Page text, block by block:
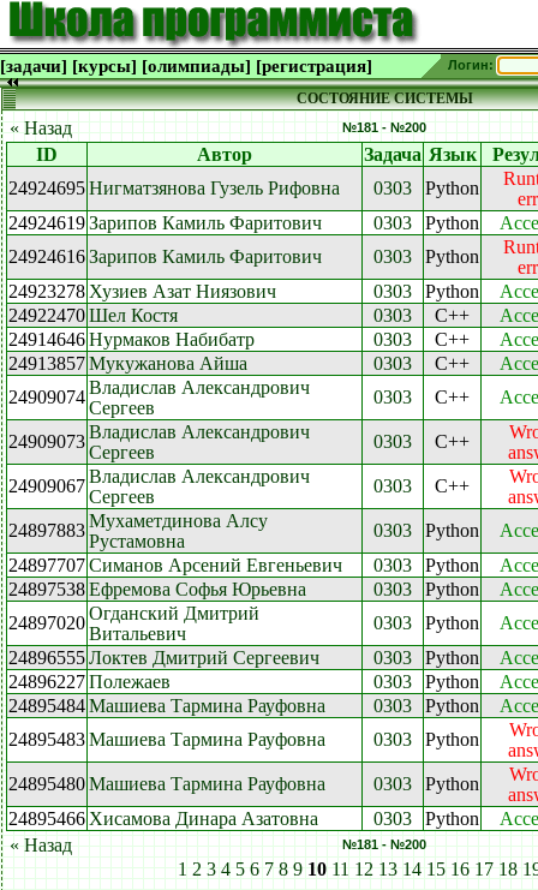
[задачи] [курсы] [олимпиады] [регистрация] Логин:
СОСТОЯНИЕ СИСТЕМЫ
« Назад №181 - №200
ID Автор Задача Язык
24924695Нигматзянова Гузель Рифовна 0303 Python
24924619Зарипов Камиль Фаритович 0303 Python
24924616Зарипов Камиль Фаритович 0303 Python
24923278 Хузиев Азат Ниязович 0303 Python
24922470Шел Костя 0303 C++
24914646Нурмаков Набибатр 0303 C++
24913857Мукужанова Айша 0303 C++
24909074Владислав Александрович
Сергеев
0303 C++
24909073Владислав Александрович
Сергеев
0303 C++
24909067Владислав Александрович
Сергеев
0303 C++
24897883Мухаметдинова Алсу
Рустамовна
0303 Python
24897707Симанов Арсений Евгеньевич 0303 Python
24897538Ефремова Софья Юрьевна 0303 Python
24897020Огданский Дмитрий
Витальевич
0303 Python
24896555Локтев Дмитрий Сергеевич 0303 Python
24896227Полежаев 0303 Python
24895484Машиева Тармина Рауфовна 0303 Python
24895483Машиева Тармина Рауфовна 0303 Python
24895480Машиева Тармина Рауфовна 0303 Python
24895466 Хисамова Динара Азатовна 0303 Python
« Назад
№181 - №200
1 2 3 4 5 6 7 8 9 10 11 12 13 14 15 16 17 18